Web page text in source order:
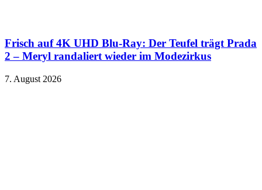
Frisch auf 4K UHD Blu-Ray: Der Teufel trägt Prada
2 – Meryl randaliert wieder im Modezirkus
7. August 2026